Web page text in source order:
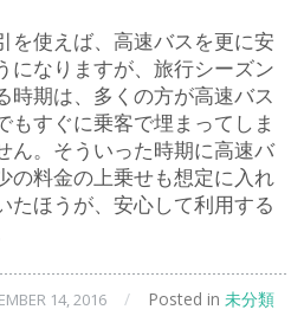
を使えば、高速バスを更に安
になりますが、旅行シーズン
時期は、多くの方が高速バス
もすぐに乗客で埋まってしま
ん。そういった時期に高速バ
の料金の上乗せも想定に入れ
たほうが、安心して利用する
14, 2016 / Posted in 未分類